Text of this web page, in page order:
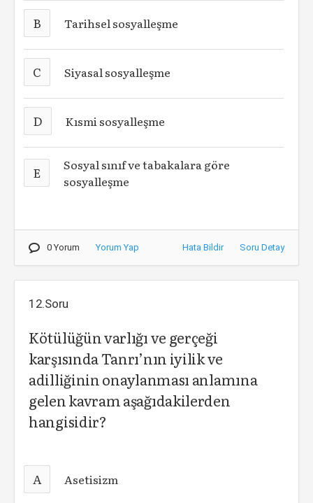
B Tarihsel sosyalleşme
C Siyasal sosyalleşme
D Kısmi sosyalleşme
E
Sosyal sınıf ve tabakalara göre
sosyalleşme
0 Yorum Yorum Yap Hata Bildir Soru Detay
12.Soru
Kötülüğün varlığı ve gerçeği
karşısında Tanrı’nın iyilik ve
adilliğinin onaylanması anlamına
gelen kavram aşağıdakilerden
hangisidir?
A Asetisizm